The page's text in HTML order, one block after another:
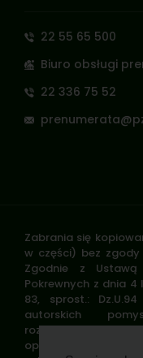
22 55 65 500
Biuro obsługi
22 336 75 52
Zabrania się
w części) bez
Zgodnie z
Pokrewnych z dnia 4
83, sprost.:
autorskich
rozpowszechnianie
opisów w celach